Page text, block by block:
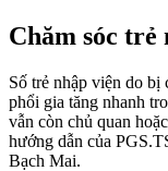
Chăm sóc trẻ
Số trẻ nhập viện do bị
phổi gia tăng nhanh
vẫn còn chủ quan
hướng dẫn của
Bạch Mai.